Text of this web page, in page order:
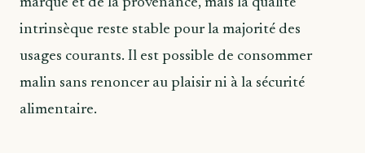
intrinsèque reste stable pour la majorité des
usages courants. Il est possible de consommer
malin sans renoncer au plaisir ni à la sécurité
alimentaire.